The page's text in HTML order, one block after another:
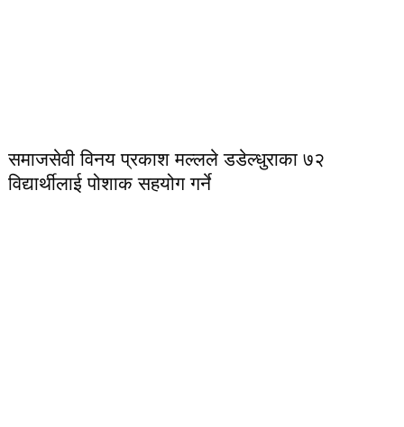
समाजसेवी विनय प्रकाश मल्लले डडेल्धुराका ७२
विद्यार्थीलाई पोशाक सहयोग गर्ने